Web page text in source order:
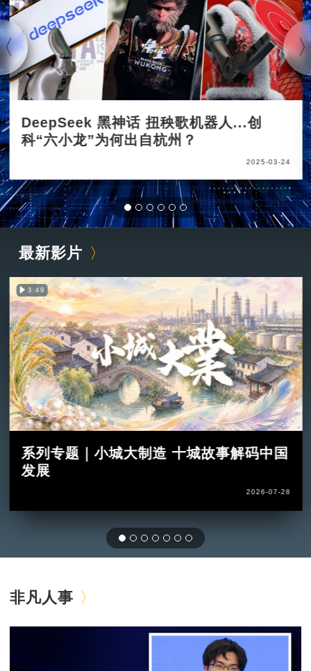
DeepSeek 黑神话 扭秧歌机器人...创
科“六小龙”为何出自杭州？
2025-03-24
最新影片
3:49
系列专题｜小城大制造 十城故事解码中国
发展
2026-07-28
非凡人事